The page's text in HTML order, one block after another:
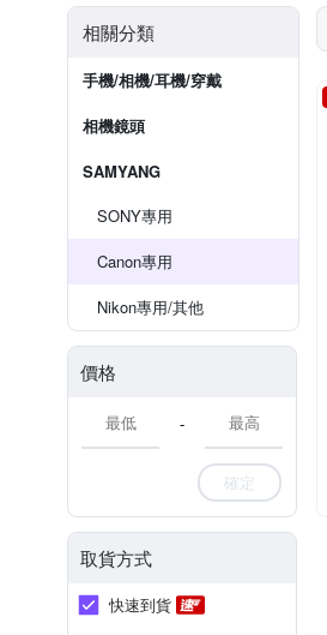
相關分類
手機/相機/耳機/穿戴
相機鏡頭
SAMYANG
SONY專用
Canon專用
Nikon專用/其他
價格
-
確定
取貨方式
快速到貨